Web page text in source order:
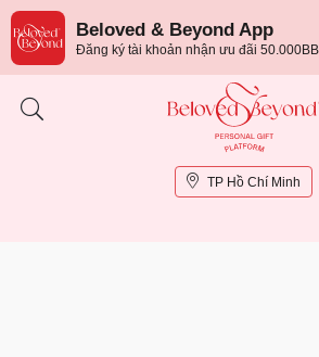
Beloved & Beyond App
Đăng ký tài khoản nhận ưu đãi 50.000BB
TP Hồ Chí Minh